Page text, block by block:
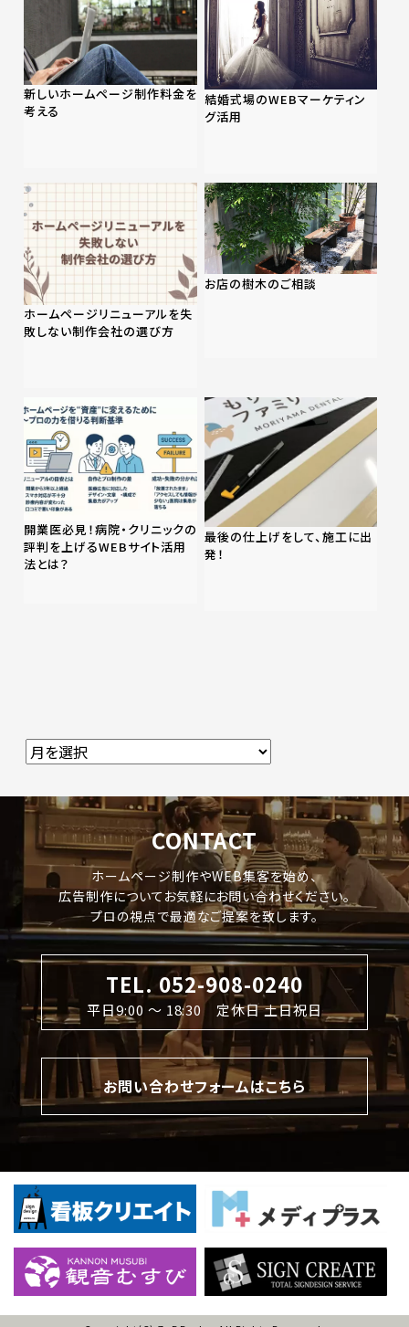
新しいホームページ制作料金を
考える
結婚式場のWEBマーケティン
グ活用
ホームページリニューアルを失
敗しない制作会社の選び方
お店の樹木のご相談
開業医必見！病院・クリニックの
評判を上げるWEBサイト活用
法とは？
最後の仕上げをして、施工に出
発！
CONTACT
ホームページ制作やWEB集客を始め、
広告制作についてお気軽にお問い合わせください。
プロの視点で最適なご提案を致します。
TEL. 052-908-0240
平日9:00 〜 18:30 定休日 土日祝日
お問い合わせフォームはこちら